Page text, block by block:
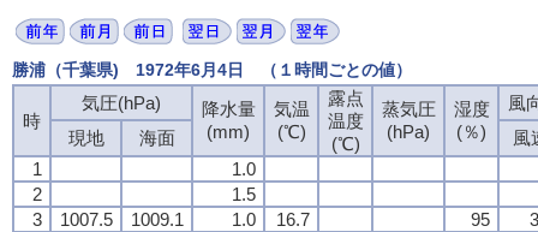
勝浦（千葉県) 1972年6月4日 （１時間ごとの値）
時
気圧(hPa)
降水量
(mm)
気温
(℃)
露点
温度
(℃)
蒸気圧
(hPa)
湿度
(％)
風
現地
海面
風
1
1.0
2
1.5
3
1007.5 1009.1 1.0 16.7 95